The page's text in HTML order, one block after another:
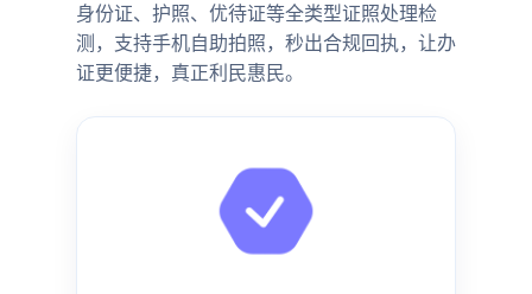
身份证、护照、优待证等全类型证照处理检
测，支持手机自助拍照，秒出合规回执，让办
证更便捷，真正利民惠民。